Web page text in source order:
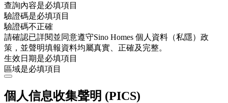
查詢內容是必填項目
驗證碼是必填項目
驗證碼不正確
請確認已詳閱並同意遵守Sino Homes 個人資料（私隱）政
策，並聲明填報資料均屬真實、正確及完整。
生效日期是必填項目
區域是必填項目
個人信息收集聲明 (PICS)